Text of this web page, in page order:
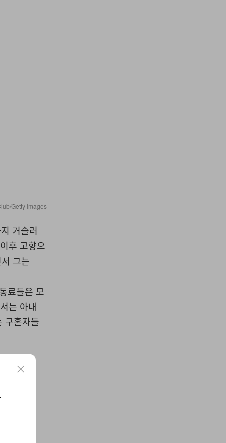
Getty Images
거슬러
후 고향으
그는
료들은 모
는 아내
구혼자들